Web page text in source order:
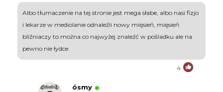
Albo tłumaczenie na tej stronie jest mega słabe, albo nasi fizjo
i lekarze w mediolanie odnaleźli nowy mięsień, mięsień
bliźniaczy to można co najwyżej znaleźć w pośladku ale na
pewno nie łydce.
4
ósmy